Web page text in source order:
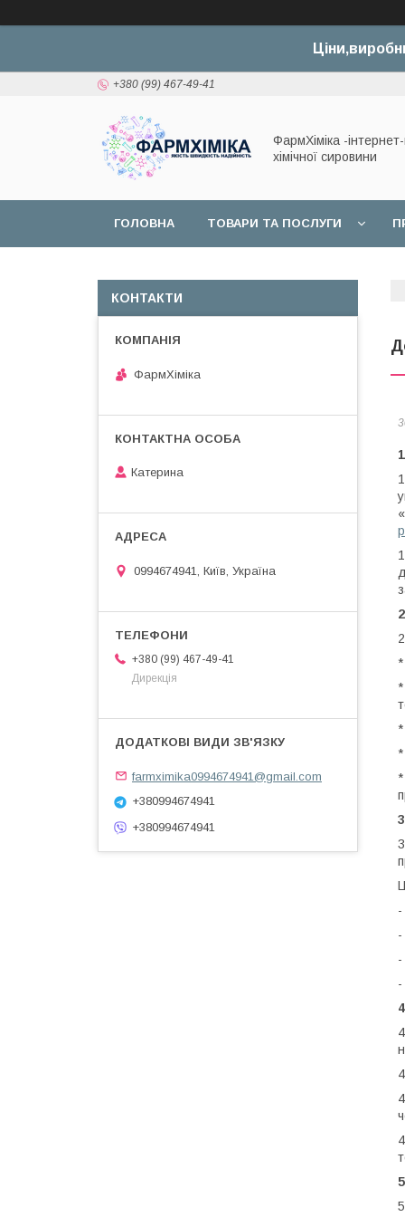
+380 (99) 467-49-41
ФармХіміка -
хімічної сировини
ГОЛОВНА ТОВАРИ ТА ПОСЛУГИ
*
*
*
-
-
-
-
КОНТАКТИ
ФармХіміка
Катерина
0994674941, Київ, Україна
+380 (99) 467-49-41
Дирекція
farmximika0994674941@gmail.com
+380994674941
+380994674941